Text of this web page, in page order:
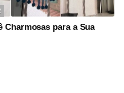
Charmosas para a Sua